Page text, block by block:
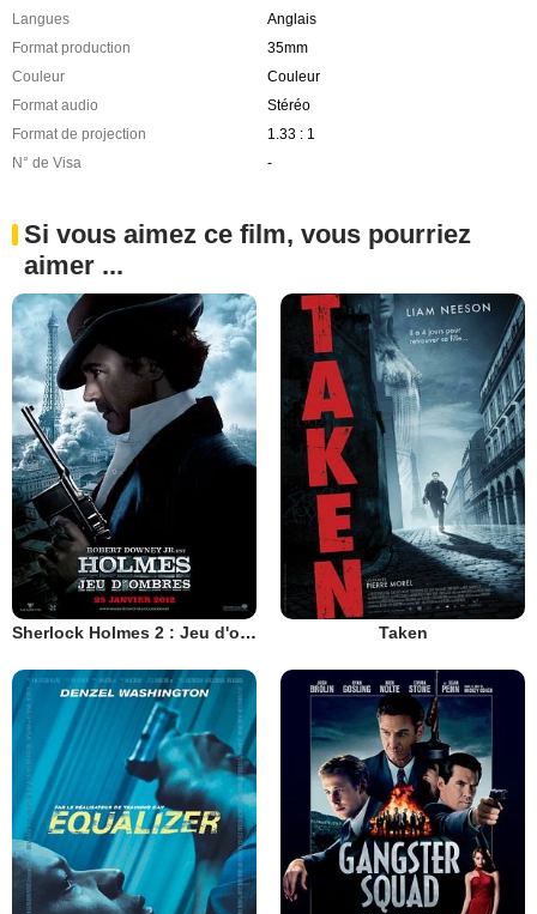
Langues
Anglais
Format production
35mm
Couleur
Couleur
Format audio
Stéréo
Format de projection
1.33 : 1
N° de Visa
-
Si vous aimez ce film, vous pourriez
aimer ...
Sherlock Holmes 2 : Jeu d'ombres Taken